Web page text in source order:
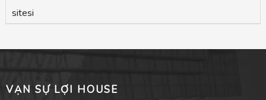
sitesi
VẠN SỰ LỢI HOUSE